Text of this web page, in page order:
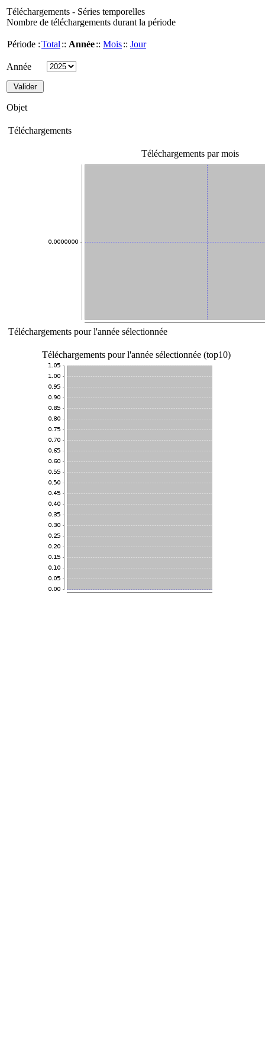
Téléchargements - Séries temporelles
Nombre de téléchargements durant la période
Période :Total :: Année:: Mois:: Jour
Année
Objet
Téléchargements
Téléchargements par mois
Téléchargements pour l'année sélectionnée
Téléchargements pour l'année sélectionnée (top10)